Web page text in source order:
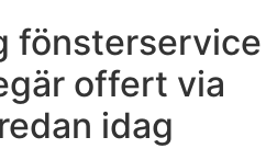
fönsterservice
offert via
idag